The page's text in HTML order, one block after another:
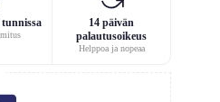
14 päivän
palautusoikeus
Helppoa ja nopeaa